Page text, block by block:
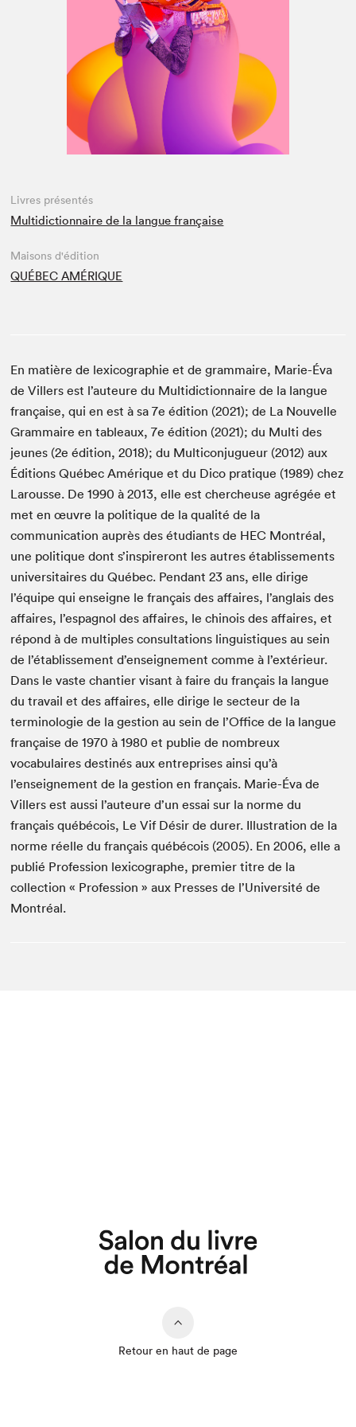
Espace médias
Livres présentés
Multidictionnaire de la langue française
Maisons d'édition
QUÉBEC AMÉRIQUE
En matière de lexicographie et de grammaire, Marie-Éva
de Villers est l’auteure du Multidictionnaire de la langue
française, qui en est à sa 7e édition (2021); de La Nouvelle
Grammaire en tableaux, 7e édition (2021); du Multi des
jeunes (2e édition, 2018); du Multiconjugueur (2012) aux
Éditions Québec Amérique et du Dico pratique (1989) chez
Larousse. De 1990 à 2013, elle est chercheuse agrégée et
met en œuvre la politique de la qualité de la
communication auprès des étudiants de HEC Montréal,
une politique dont s’inspireront les autres établissements
universitaires du Québec. Pendant 23 ans, elle dirige
l’équipe qui enseigne le français des affaires, l’anglais des
affaires, l’espagnol des affaires, le chinois des affaires, et
répond à de multiples consultations linguistiques au sein
de l’établissement d’enseignement comme à l’extérieur.
Dans le vaste chantier visant à faire du français la langue
du travail et des affaires, elle dirige le secteur de la
terminologie de la gestion au sein de l’Office de la langue
française de 1970 à 1980 et publie de nombreux
vocabulaires destinés aux entreprises ainsi qu’à
l’enseignement de la gestion en français. Marie-Éva de
Villers est aussi l’auteure d’un essai sur la norme du
français québécois, Le Vif Désir de durer. Illustration de la
norme réelle du français québécois (2005). En 2006, elle a
publié Profession lexicographe, premier titre de la
collection « Profession » aux Presses de l’Université de
Montréal.
Retour en haut de page